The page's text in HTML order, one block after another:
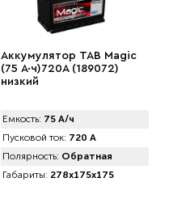
Аккумулятор TAB Magic
(75 А·ч)720А (189072)
низкий
Емкость: 75 А/ч
Пусковой ток: 720 А
Полярность: Обратная
Габариты: 278x175x175